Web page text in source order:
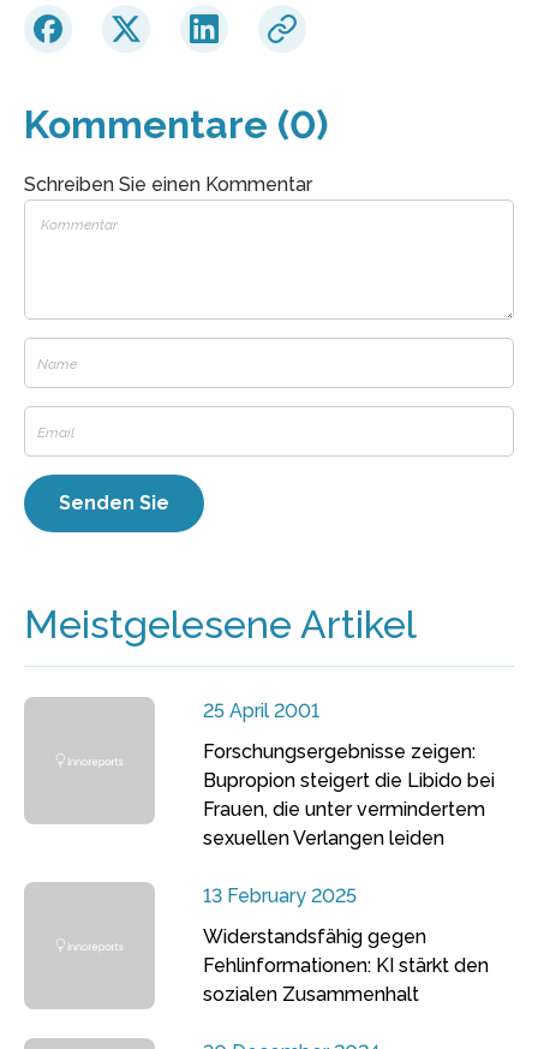
Kommentare (0)
Schreiben Sie einen Kommentar
Meistgelesene Artikel
25 April 2001
Forschungsergebnisse zeigen:
Bupropion steigert die Libido bei
Frauen, die unter vermindertem
sexuellen Verlangen leiden
13 February 2025
Widerstandsfähig gegen
Fehlinformationen: KI stärkt den
sozialen Zusammenhalt